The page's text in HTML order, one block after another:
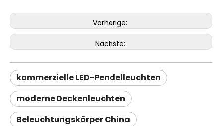
Vorherige:
Nächste:
kommerzielle LED-Pendelleuchten
moderne Deckenleuchten
Beleuchtungskörper China